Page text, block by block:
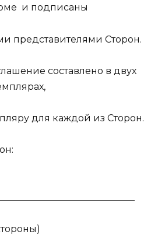
и подписаны
представителями Сторон.
составлено в двух
для каждой из Сторон.